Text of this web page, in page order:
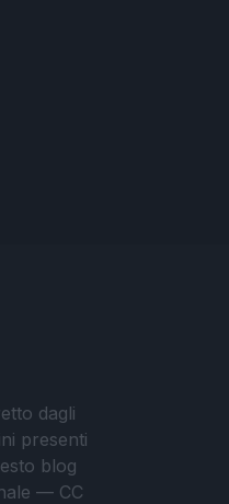
dagli
presenti
blog
— CC